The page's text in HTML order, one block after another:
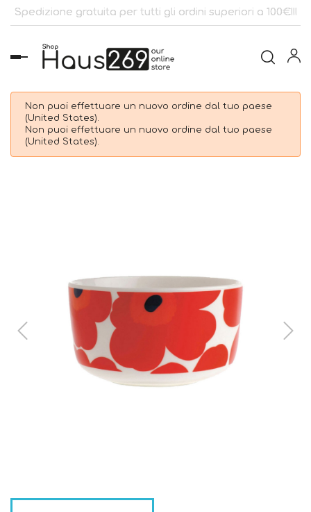
Spedizione gratuita per tutti gli ordini superiori a 100€!!!
navigazione
Non puoi effettuare un nuovo ordine dal tuo paese
(United States).
Non puoi effettuare un nuovo ordine dal tuo paese
(United States).